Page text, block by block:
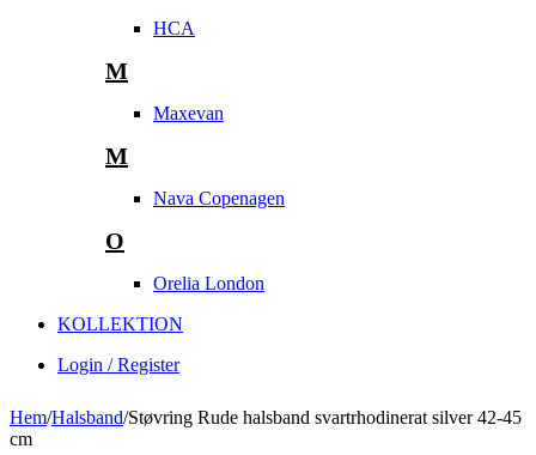
HCA
M
Maxevan
M
Nava Copenagen
O
Orelia London
KOLLEKTION
Login / Register
Hem/Halsband/Støvring Rude halsband svartrhodinerat silver 42-45
cm